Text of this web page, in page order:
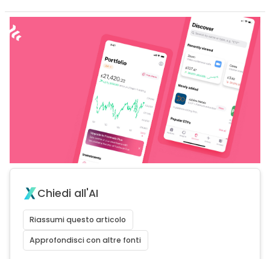
Chiedi all'AI
Riassumi questo articolo
Approfondisci con altre fonti